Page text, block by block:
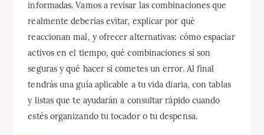
informadas. Vamos a revisar las combinaciones que
realmente deberías evitar, explicar por qué
reaccionan mal, y ofrecer alternativas: cómo espaciar
activos en el tiempo, qué combinaciones sí son
seguras y qué hacer si cometes un error. Al final
tendrás una guía aplicable a tu vida diaria, con tablas
y listas que te ayudarán a consultar rápido cuando
estés organizando tu tocador o tu despensa.